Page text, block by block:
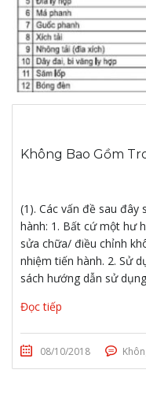
Không Bao Gồm
(1). Các vấn đề sau
hành: 1. Bất cứ một hư
sửa chữa/ điều chỉnh
nhiệm tiến hành. 2. Sử
sách hướng dẫn sử
Đọc tiếp
08/10/2018